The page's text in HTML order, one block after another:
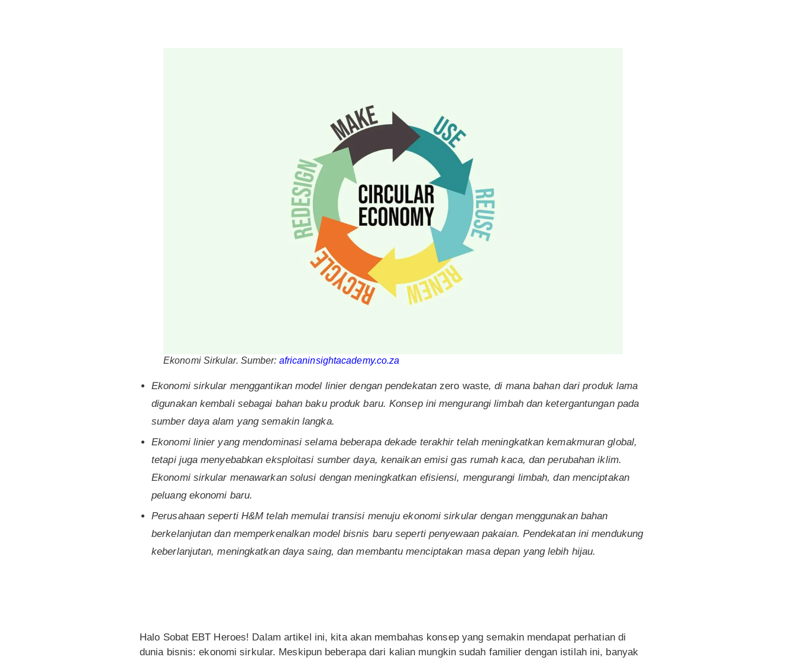
Ekonomi Sirkular. Sumber: africaninsightacademy.co.za
Ekonomi sirkular menggantikan model linier dengan pendekatan zero waste, di mana bahan dari produk lama
digunakan kembali sebagai bahan baku produk baru. Konsep ini mengurangi limbah dan ketergantungan pada
sumber daya alam yang semakin langka.
Ekonomi linier yang mendominasi selama beberapa dekade terakhir telah meningkatkan kemakmuran global,
tetapi juga menyebabkan eksploitasi sumber daya, kenaikan emisi gas rumah kaca, dan perubahan iklim.
Ekonomi sirkular menawarkan solusi dengan meningkatkan efisiensi, mengurangi limbah, dan menciptakan
peluang ekonomi baru.
Perusahaan seperti H&M telah memulai transisi menuju ekonomi sirkular dengan menggunakan bahan
berkelanjutan dan memperkenalkan model bisnis baru seperti penyewaan pakaian. Pendekatan ini mendukung
keberlanjutan, meningkatkan daya saing, dan membantu menciptakan masa depan yang lebih hijau.
Halo Sobat EBT Heroes! Dalam artikel ini, kita akan membahas konsep yang semakin mendapat perhatian di
dunia bisnis: ekonomi sirkular. Meskipun beberapa dari kalian mungkin sudah familier dengan istilah ini, banyak